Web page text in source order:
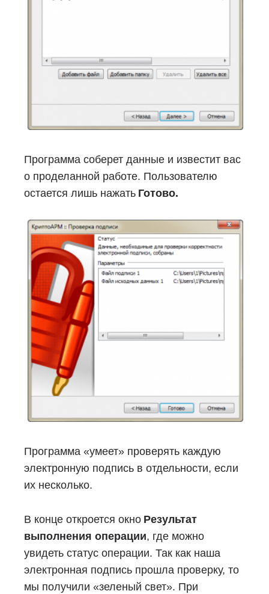
Программа соберет данные и известит вас
о проделанной работе. Пользователю
остается лишь нажать Готово.
Программа «умеет» проверять каждую
электронную подпись в отдельности, если
их несколько.
В конце откроется окно Результат
выполнения операции, где можно
увидеть статус операции. Так как наша
электронная подпись прошла проверку, то
мы получили «зеленый свет». При